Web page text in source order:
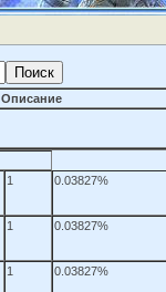
Описание
1 0.03827%
1 0.03827%
1 0.03827%